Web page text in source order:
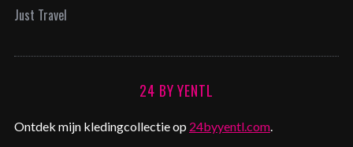
Just Travel
24 BY YENTL
Ontdek mijn kledingcollectie op 24byyentl.com.